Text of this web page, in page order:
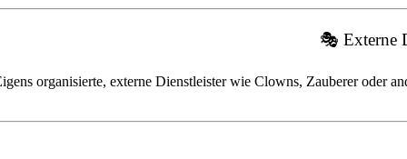
🎭 Externe
organisierte, externe Dienstleister wie Clowns, Zauberer oder